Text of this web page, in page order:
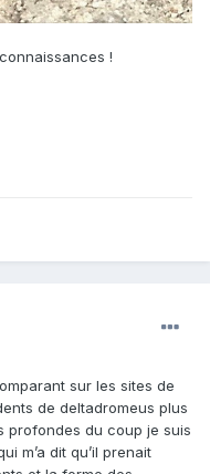
!
sur les sites de
de deltadromeus plus
profondes du coup je suis
m’a dit qu’il prenait